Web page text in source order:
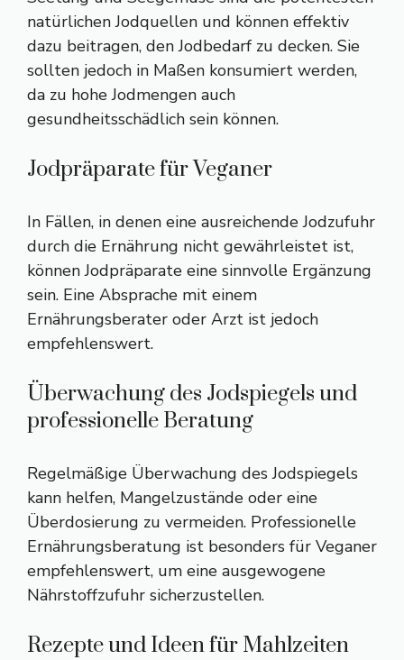
natürlichen Jodquellen und können effektiv
dazu beitragen, den Jodbedarf zu decken. Sie
sollten jedoch in Maßen konsumiert werden,
da zu hohe Jodmengen auch
gesundheitsschädlich sein können.
Jodpräparate für Veganer
In Fällen, in denen eine ausreichende Jodzufuhr
durch die Ernährung nicht gewährleistet ist,
können Jodpräparate eine sinnvolle Ergänzung
sein. Eine Absprache mit einem
Ernährungsberater oder Arzt ist jedoch
empfehlenswert.
Überwachung des Jodspiegels und
professionelle Beratung
Regelmäßige Überwachung des Jodspiegels
kann helfen, Mangelzustände oder eine
Überdosierung zu vermeiden. Professionelle
Ernährungsberatung ist besonders für Veganer
empfehlenswert, um eine ausgewogene
Nährstoffzufuhr sicherzustellen.
Rezepte und Ideen für Mahlzeiten